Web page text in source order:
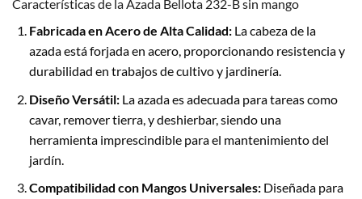
Características de la Azada Bellota 232-B sin mango
Fabricada en Acero de Alta Calidad:La cabeza de la
azada está forjada en acero, proporcionando resistencia y
durabilidad en trabajos de cultivo y jardinería.
Diseño Versátil:La azada es adecuada para tareas como
cavar, remover tierra, y deshierbar, siendo una
herramienta imprescindible para el mantenimiento del
jardín.
Compatibilidad con Mangos Universales:Diseñada para